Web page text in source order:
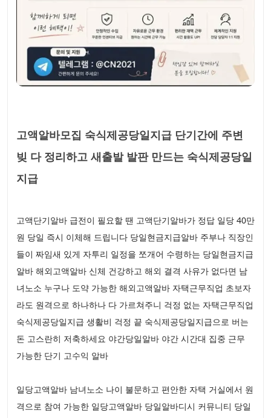
고액알바모집 숙식제공당일지급 단기간에 주변
빚 다 정리하고 새출발 발판 만드는 숙식제공당일
지급
고액단기알바 급전이 필요할 땐 고액단기알바가 정답 일당 40만
원 당일 즉시 이체해 드립니다 당일현금지급알바 주부나 직장인
들이 짜임새 있게 자투리 일정을 쪼개어 수령하는 당일현금지급
알바 해외고액알바 신체 건강하고 해외 결격 사유가 없다면 남
녀노소 누구나 도약 가능한 해외고액알바 자택근무직업 초보자
라도 원격으로 하나하나 다 가르쳐주니 걱정 없는 자택근무직업
숙식제공당일지급 생활비 걱정 끝 숙식제공당일지급으로 버는
돈 고스란히 저축하세요 야간당일알바 야간 시간대 집중 근무
가능한 단기 고수익 알바
일당고액알바 남녀노소 나이 불문하고 편안한 자택 거실에서 원
격으로 참여 가능한 일당고액알바 당일알바디시 커뮤니티 당일